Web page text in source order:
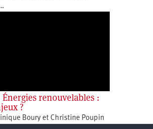
Énergies renouvelables :
?
Boury et Christine Poupin